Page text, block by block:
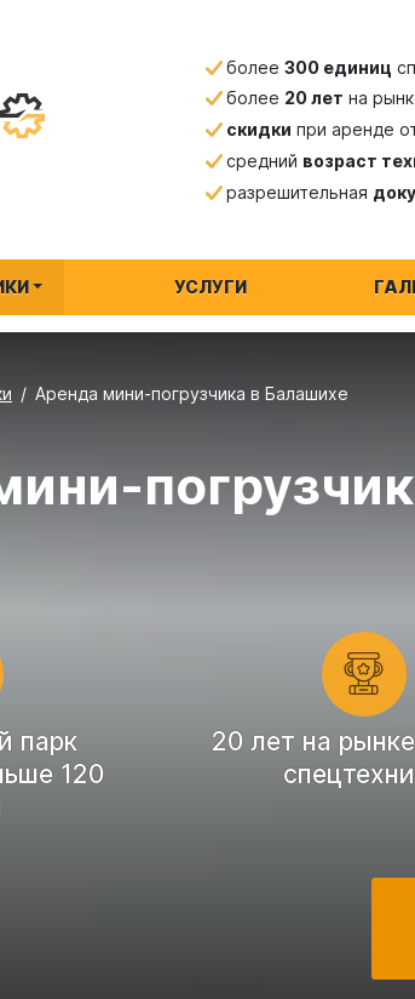
более 300 единиц
более 20 лет на
скидки при аренде
средний возраст
разрешительная
УСЛУГИ
Аренда мини-погрузчика в Балашихе
парк
120
20 лет на